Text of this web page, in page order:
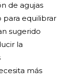
de agujas
para equilibrar
sugerido
la
más